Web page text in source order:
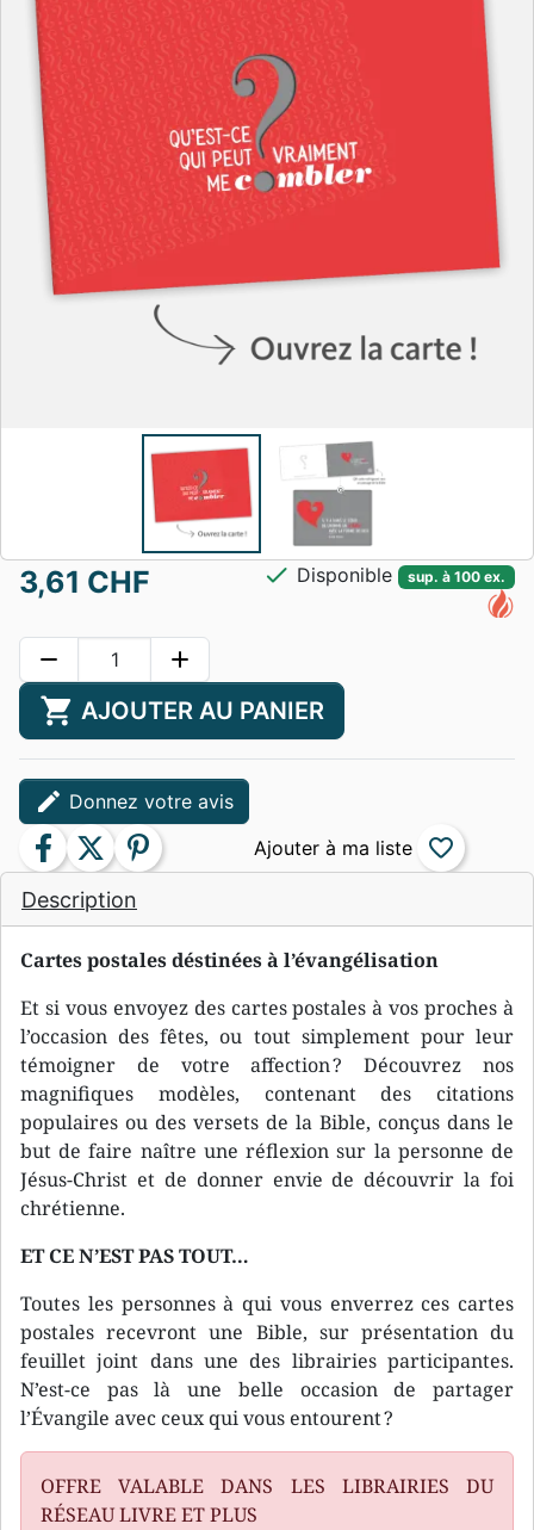
Description
Cartes postales déstinées à l’évangélisation
Et si vous envoyez des cartes postales à vos proches à
l’occasion des fêtes, ou tout simplement pour leur
témoigner de votre affection ? Découvrez nos
magnifiques modèles, contenant des citations
populaires ou des versets de la Bible, conçus dans le
but de faire naître une réflexion sur la personne de
Jésus-Christ et de donner envie de découvrir la foi
chrétienne.
ET CE N’EST PAS TOUT…
Toutes les personnes à qui vous enverrez ces cartes
postales recevront une Bible, sur présentation du
feuillet joint dans une des librairies participantes.
N’est-ce pas là une belle occasion de partager
l’Évangile avec ceux qui vous entourent ?
OFFRE VALABLE DANS LES LIBRAIRIES DU
RÉSEAU LIVRE ET PLUS
3,61 CHF check Disponible sup. à 100 ex.
remove add
shopping_cart AJOUTER AU PANIER
edit Donnez votre avis
facebook twitter pinterest favorite_border